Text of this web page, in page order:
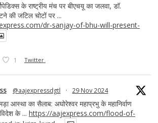
के राष्ट्रीय मंच पर बीएचयू का जलवा, डॉ.
की जटिल चोटों पर ...
dr-sanjay-of-bhu-will-present-
1 Twitter
@aajexpressdgtl · 29 Nov 2024
आस्था का सैलाब: अघोरेश्वर महाप्रभु के महानिर्वाण
के ... https://aajexpress.com/flood-of-